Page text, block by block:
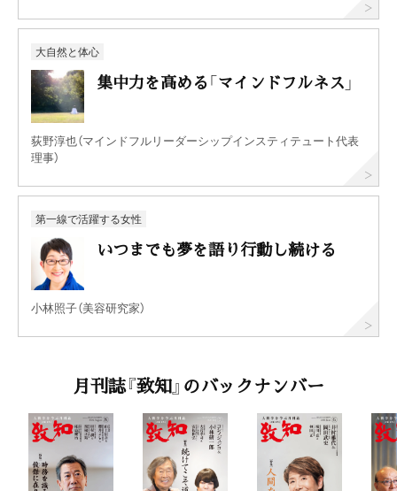
大自然と体心
集中力を高める「マインドフルネス」
荻野淳也（マインドフルリーダーシップインスティテュート代表
理事）
第一線で活躍する女性
いつまでも夢を語り行動し続ける
小林照子（美容研究家）
月刊誌『致知』のバックナンバー